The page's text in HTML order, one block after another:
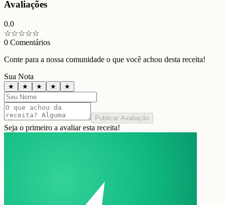
Avaliações
0.0
☆☆☆☆☆
0 Comentários
Conte para a nossa comunidade o que você achou desta receita!
Sua Nota
★ ★ ★ ★ ★
Publicar Avaliação
Seja o primeiro a avaliar esta receita!